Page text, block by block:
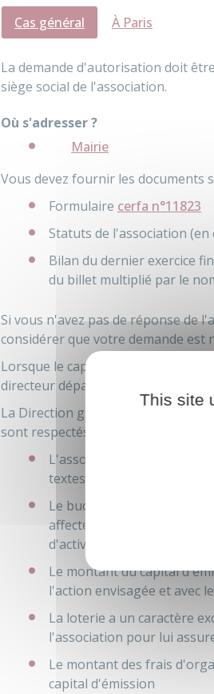
Cas général À Paris
La demande d'autorisation doit
siège social de l'association.
Où s'adresser ?
Mairie
Vous devez fournir les documents
Formulaire cerfa n°11823
Statuts de l'association (en
Bilan du dernier exercice
du billet multiplié par le
Si vous n'avez pas de réponse de
considérer que votre demande est
Lorsque le capital d'émission de la
directeur départemental ou
La Direction générale des finances
sont respectés :
L'association justifie d'une
textes) et offre une garantie
Le budget de l'association
affectée à des actions de
d'activités sportives
Le montant du capital
l'action envisagée et avec
La loterie a un caractère
l'association pour lui
Le montant des frais
capital d'émission
This site